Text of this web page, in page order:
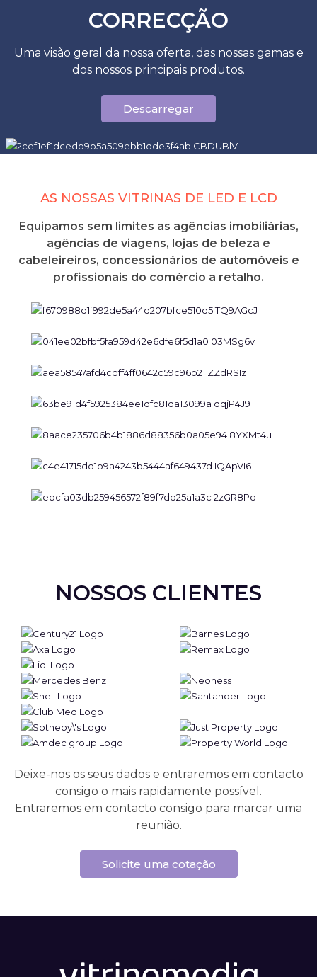
CORRECÇÃO
Uma visão geral da nossa oferta, das nossas gamas e
dos nossos principais produtos.
Descarregar
AS NOSSAS VITRINAS DE LED E LCD
Equipamos sem limites as agências imobiliárias,
agências de viagens, lojas de beleza e
cabeleireiros, concessionários de automóveis e
profissionais do comércio a retalho.
NOSSOS CLIENTES
Deixe-nos os seus dados e entraremos em contacto
consigo o mais rapidamente possível.
Entraremos em contacto consigo para marcar uma
reunião.
Solicite uma cotação